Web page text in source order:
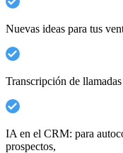
Nuevas ideas para tus
Transcripción de llamadas
IA en el CRM: para
prospectos,